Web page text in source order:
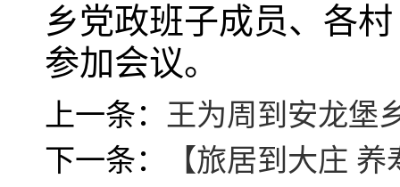
乡党政班子成员、各
参加会议。
上一条： 王为周到安龙堡
下一条：
【旅居到大庄